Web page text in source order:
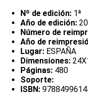
Nº de edición: 1ª
Año de edición:
Número de
Año de
Lugar: ESPAÑA
Dimensiones:
Páginas: 480
Soporte:
ISBN: